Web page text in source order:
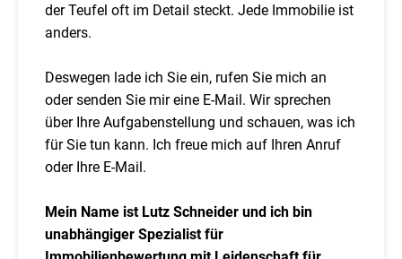
der Teufel oft im Detail steckt. Jede Immobilie ist
anders.
Deswegen lade ich Sie ein, rufen Sie mich an
oder senden Sie mir eine E-Mail. Wir sprechen
über Ihre Aufgabenstellung und schauen, was ich
für Sie tun kann. Ich freue mich auf Ihren Anruf
oder Ihre E-Mail.
Mein Name ist Lutz Schneider und ich bin
unabhängiger Spezialist für